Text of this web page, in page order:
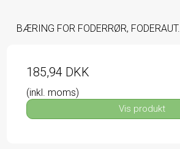
BÆRING FOR FODERRØR, FODERAUT.
185,94 DKK
(inkl. moms)
Vis produkt